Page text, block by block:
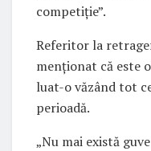
competiție”.
Referitor la
menționat că este
luat-o văzând tot
perioadă.
„Nu mai există